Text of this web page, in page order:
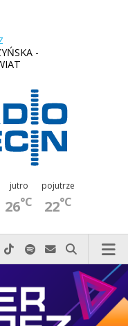
-
jutro
26°C
pojutrze
22°C
do nas zadzwoń
na Facebook-u
nas na X
Odwiedź nas na Instagram-ie
Odwiedź nas na TikTok-u
Szukaj nas na Spotify
Wyślij do nas
Szukaj